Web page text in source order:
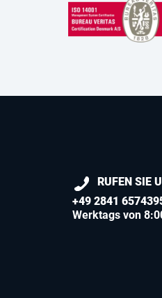
RUFEN SIE
+49 2841
Werktags von